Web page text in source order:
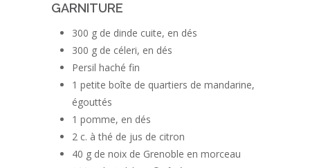
GARNITURE
300 g de dinde cuite, en dés
300 g de céleri, en dés
Persil haché fin
1 petite boîte de quartiers de mandarine,
égouttés
1 pomme, en dés
2 c. à thé de jus de citron
40 g de noix de Grenoble en morceau